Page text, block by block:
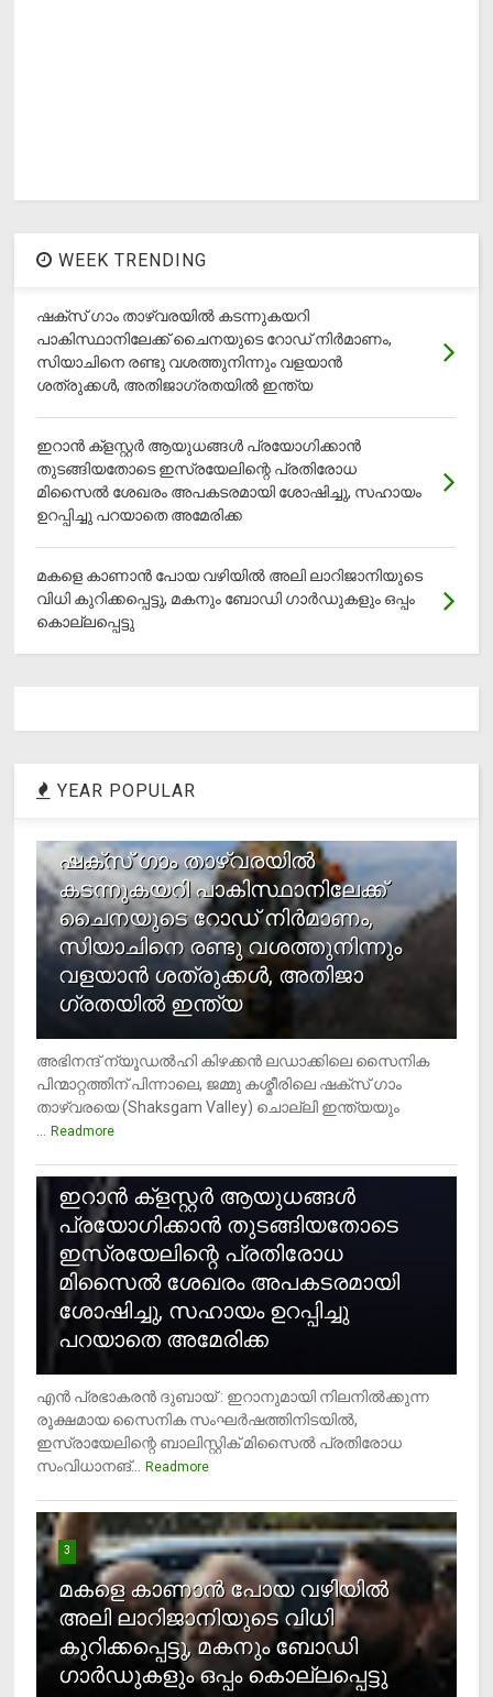
WEEK TRENDING
ഷക്സ് ​ഗാം താഴ്‌വരയിൽ കടന്നുകയറി
പാകിസ്ഥാനിലേക്ക് ചൈനയുടെ റോഡ് നിർമാണം,
സിയാചിനെ രണ്ടു വശത്തുനിന്നും വളയാൻ
ശത്രുക്കൾ, അതിജാ​ഗ്രതയിൽ ഇന്ത്യ
ഇറാന്‍ ക്‌ളസ്റ്റര്‍ ആയുധങ്ങള്‍ പ്രയോഗിക്കാന്‍
തുടങ്ങിയതോടെ ഇസ്രയേലിന്റെ പ്രതിരോധ
മിസൈല്‍ ശേഖരം അപകടരമായി ശോഷിച്ചു, സഹായം
ഉറപ്പിച്ചു പറയാതെ അമേരിക്ക
മകളെ കാണാന്‍ പോയ വഴിയില്‍ അലി ലാറിജാനിയുടെ
വിധി കുറിക്കപ്പെട്ടു, മകനും ബോഡി ഗാര്‍ഡുകളും ഒപ്പം
കൊല്ലപ്പെട്ടു
YEAR POPULAR
ഷക്സ് ​ഗാം താഴ്‌വരയിൽ
കടന്നുകയറി പാകിസ്ഥാനിലേക്ക്
ചൈനയുടെ റോഡ് നിർമാണം,
സിയാചിനെ രണ്ടു വശത്തുനിന്നും
വളയാൻ ശത്രുക്കൾ, അതിജാ​
ഗ്രതയിൽ ഇന്ത്യ
അഭിനന്ദ് ന്യൂഡൽഹി കിഴക്കൻ ലഡാക്കിലെ സൈനിക
പിന്മാറ്റത്തിന് പിന്നാലെ, ജമ്മു കശ്മീരിലെ ഷക്സ് ​ഗാം
താഴ്‌വരയെ (Shaksgam Valley) ചൊല്ലി ഇന്ത്യയും
... Readmore
ഇറാന്‍ ക്‌ളസ്റ്റര്‍ ആയുധങ്ങള്‍
പ്രയോഗിക്കാന്‍ തുടങ്ങിയതോടെ
ഇസ്രയേലിന്റെ പ്രതിരോധ
മിസൈല്‍ ശേഖരം അപകടരമായി
ശോഷിച്ചു, സഹായം ഉറപ്പിച്ചു
പറയാതെ അമേരിക്ക
എന്‍ പ്രഭാകരന്‍ ദുബായ് : ഇറാനുമായി നിലനില്‍ക്കുന്ന
രൂക്ഷമായ സൈനിക സംഘര്‍ഷത്തിനിടയില്‍,
ഇസ്രായേലിന്റെ ബാലിസ്റ്റിക് മിസൈല്‍ പ്രതിരോധ
സംവിധാനങ്... Readmore
3
മകളെ കാണാന്‍ പോയ വഴിയില്‍
അലി ലാറിജാനിയുടെ വിധി
കുറിക്കപ്പെട്ടു, മകനും ബോഡി
ഗാര്‍ഡുകളും ഒപ്പം കൊല്ലപ്പെട്ടു